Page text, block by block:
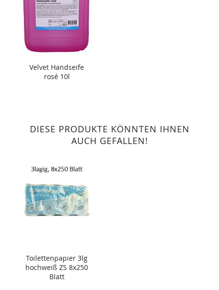
Velvet Handseife
rosé 10l
DIESE PRODUKTE KÖNNTEN IHNEN
AUCH GEFALLEN!
Toilettenpapier 3lg
hochweiß ZS 8x250
Blatt